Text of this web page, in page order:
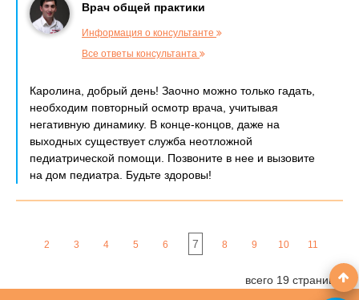
Врач общей практики
Информация о консультанте
Все ответы консультанта
Каролина, добрый день! Заочно можно только гадать,
необходим повторный осмотр врача, учитывая
негативную динамику. В конце-концов, даже на
выходных существует служба неотложной
педиатрической помощи. Позвоните в нее и вызовите
на дом педиатра. Будьте здоровы!
2 3 4 5 6 7 8 9 10 11
всего 19 страниц